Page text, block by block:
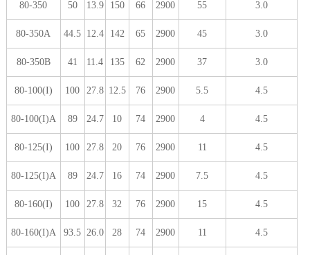
80-350 50 13.9 150 66 2900 55 3.0
80-350A 44.5 12.4 142 65 2900 45 3.0
80-350B 41 11.4 135 62 2900 37 3.0
80-100(I) 100 27.8 12.5 76 2900 5.5 4.5
80-100(I)A 89 24.7 10 74 2900 4 4.5
80-125(I) 100 27.8 20 76 2900 11 4.5
80-125(I)A 89 24.7 16 74 2900 7.5 4.5
80-160(I) 100 27.8 32 76 2900 15 4.5
80-160(I)A 93.5 26.0 28 74 2900 11 4.5